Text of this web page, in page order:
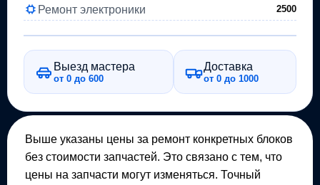
Ремонт электроники 2500
Выезд мастера
от 0 до 600
Доставка
от 0 до 1000
Выше указаны цены за ремонт конкретных блоков
без стоимости запчастей. Это связано с тем, что
цены на запчасти могут изменяться. Точный